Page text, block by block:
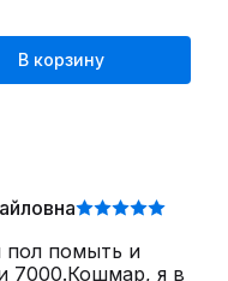
В корзину
пол помыть и
7000.Кошмар, я в